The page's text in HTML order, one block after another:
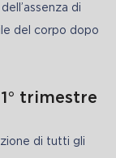
di
del corpo dopo
trimestre
di tutti gli